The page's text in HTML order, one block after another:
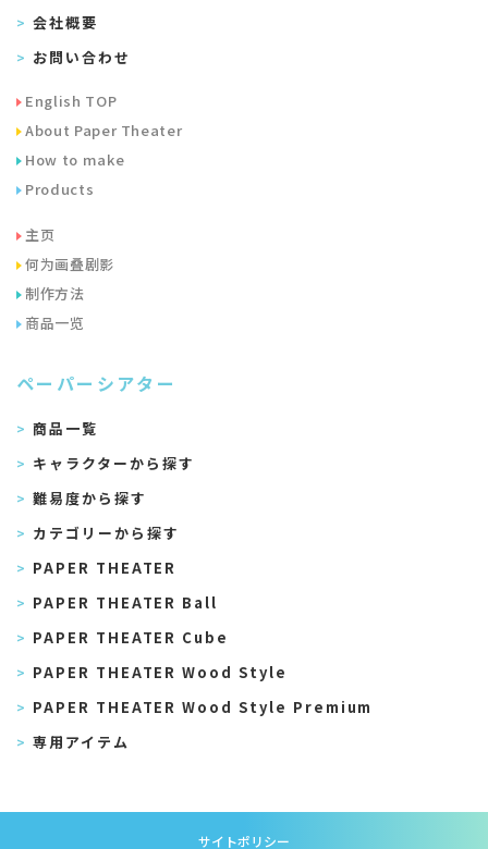
会社概要
お問い合わせ
English TOP
About Paper Theater
How to make
Products
主页
何为画叠剧影
制作方法
商品一览
ペーパーシアター
商品一覧
キャラクターから探す
難易度から探す
カテゴリーから探す
PAPER THEATER
PAPER THEATER Ball
PAPER THEATER Cube
PAPER THEATER Wood Style
PAPER THEATER Wood Style Premium
専用アイテム
サイトポリシー